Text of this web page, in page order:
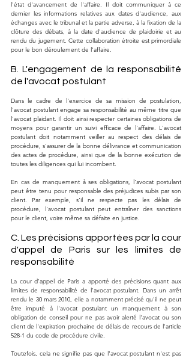
l'état d'avancement de l'affaire. Il doit communiquer à ce
dernier les informations relatives aux dates d'audience, aux
échanges avec le tribunal et la partie adverse, à la fixation de la
clôture des débats, à la date d'audience de plaidoirie et au
rendu du jugement. Cette collaboration étroite est primordiale
pour le bon déroulement de l'affaire.
B. L'engagement de la responsabilité
de l'avocat postulant
Dans le cadre de l'exercice de sa mission de postulation,
l'avocat postulant engage sa responsabilité au même titre que
l'avocat plaidant. Il doit ainsi respecter certaines obligations de
moyens pour garantir un suivi efficace de l'affaire. L'avocat
postulant doit notamment veiller au respect des délais de
procédure, s'assurer de la bonne délivrance et communication
des actes de procédure, ainsi que de la bonne exécution de
toutes les diligences qui lui incombent.
En cas de manquement à ses obligations, l'avocat postulant
peut être tenu pour responsable des préjudices subis par son
client. Par exemple, s'il ne respecte pas les délais de
procédure, l'avocat postulant peut entraîner des sanctions
pour le client, voire même sa défaite en justice.
C. Les précisions apportées par la cour
d'appel de Paris sur les limites de
responsabilité
La cour d'appel de Paris a apporté des précisions quant aux
limites de responsabilité de l'avocat postulant. Dans un arrêt
rendu le 30 mars 2010, elle a notamment précisé qu'il ne peut
être imputé à l'avocat postulant un manquement à son
obligation de conseil pour ne pas avoir alerté l'avocat ou son
client de l'expiration prochaine de délais de recours de l'article
528-1 du code de procédure civile.
Toutefois, cela ne signifie pas que l'avocat postulant n'est pas